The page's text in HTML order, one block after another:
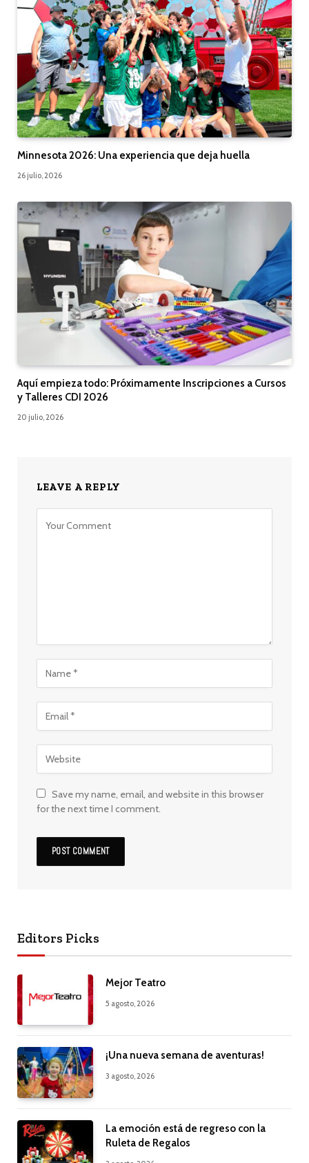
Minnesota 2026: Una experiencia que deja huella
26 julio, 2026
Aquí empieza todo: Próximamente Inscripciones a Cursos
y Talleres CDI 2026
20 julio, 2026
LEAVE A REPLY
Save my name, email, and website in this browser
for the next time I comment.
Editors Picks
Mejor Teatro
5 agosto, 2026
¡Una nueva semana de aventuras!
3 agosto, 2026
La emoción está de regreso con la
Ruleta de Regalos